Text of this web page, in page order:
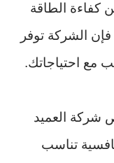
كفاءة الطاقة
الشركة توفر
مع احتياجاتك.
شركة العميد
تناسب